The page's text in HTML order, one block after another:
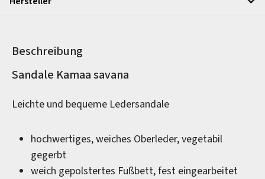
Beschreibung
Produktinformationen
Sandale Kamaa savana
Leichte und bequeme Ledersandale
hochwertiges, weiches Oberleder, vegetabil
gegerbt
weich gepolstertes Fußbett, fest eingearbeitet